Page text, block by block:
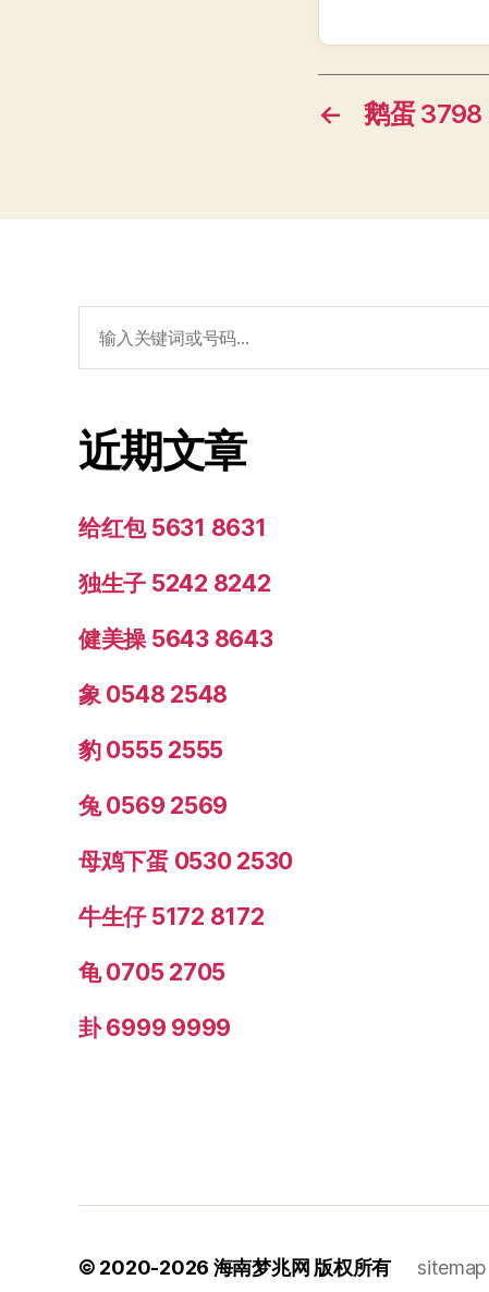
← 鹅蛋
索：
近期文章
给红包 5631 8631
独生子 5242 8242
健美操 5643 8643
象 0548 2548
豹 0555 2555
兔 0569 2569
母鸡下蛋 0530 2530
牛生仔 5172 8172
龟 0705 2705
卦 6999 9999
© 2020-2026 海南梦兆网 版权所有 sitemap